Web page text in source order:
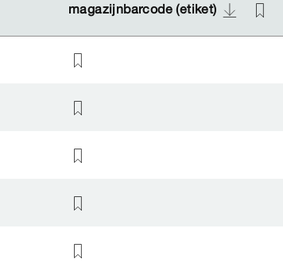
magazijnbarcode (etiket)
magazijnbarcode (etiket)